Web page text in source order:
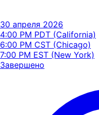
30 апреля 2026
4:00 PM PDT (California)
6:00 PM CST (Chicago)
7:00 PM EST (New York)
Завершено